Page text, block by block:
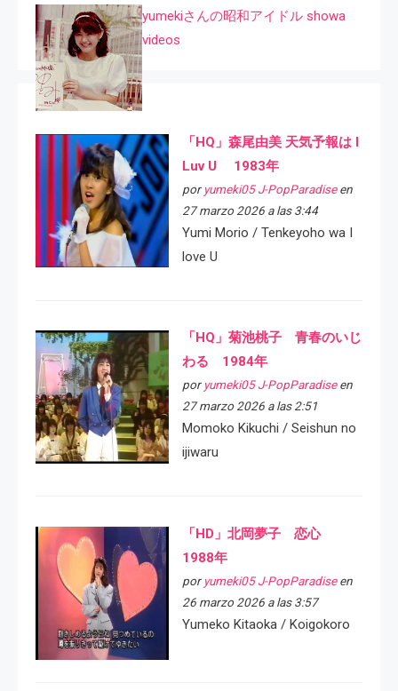
yumekiさんの昭和アイドル showa
videos
「HQ」森尾由美 天気予報は I
Luv U 1983年
por yumeki05 J-PopParadiseen
27 marzo 2026 a las 3:44
Yumi Morio / Tenkeyoho wa I
love U
「HQ」菊池桃子 青春のいじ
わる 1984年
por yumeki05 J-PopParadiseen
27 marzo 2026 a las 2:51
Momoko Kikuchi / Seishun no
ijiwaru
「HD」北岡夢子 恋心
1988年
por yumeki05 J-PopParadiseen
26 marzo 2026 a las 3:57
Yumeko Kitaoka / Koigokoro